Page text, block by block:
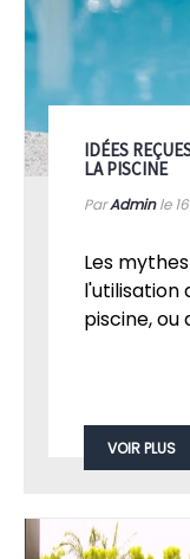
IDÉES
LA PISCINE
ParAdminle 16
Les
l'utilisation
piscine, ou
VOIR PLUS